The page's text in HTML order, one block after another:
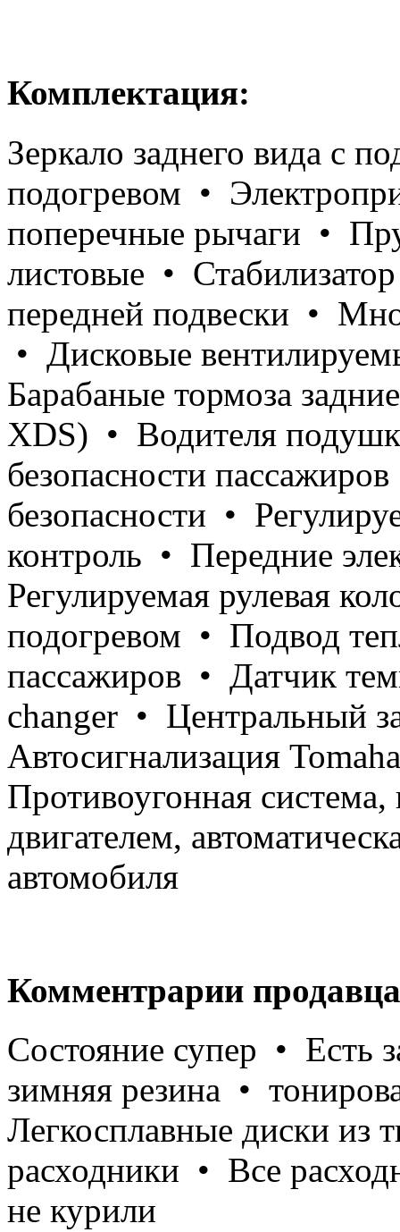
Комплектация:
Зеркало заднего вида с
подогревом •
поперечные рычаги •
листовые •
передней подвески •
• Дисковые
Барабаные тормоза
XDS) • Водителя
безопасности
безопасности •
контроль • Передние
Регулируемая рулевая
подогревом • Подвод
пассажиров • Датчик
changer • Центральный
Автосигнализация
Противоугонная система,
двигателем,
автомобиля
Комментрарии
Состояние супер • Есть
зимняя резина •
Легкосплавные диски из
расходники • Все
не курили